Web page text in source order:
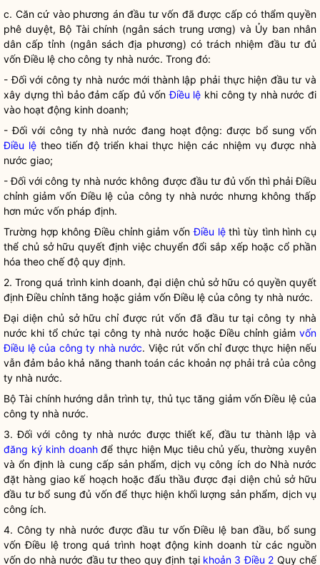
c. Căn cứ vào phương án đầu tư vốn đã được cấp có thẩm quyền
phê duyệt, Bộ Tài chính (ngân sách trung ương) và Ủy ban nhân
dân cấp tỉnh (ngân sách địa phương) có trách nhiệm đầu tư đủ
vốnĐiều lệ cho công ty nhà nước. Trong đó:
- Đối với công ty nhà nước mới thành lập phải thực hiện đầu tư và
xây dựng thì bảo đảm cấp đủ vốnĐiều lệ khi công ty nhà nước đi
vào hoạt động kinh doanh;
- Đối với công ty nhà nước đang hoạt động: được bổ sung vốn
Điều lệ theo tiến độ triển khai thực hiện các nhiệm vụ được nhà
nước giao;
- Đối với công ty nhà nước không được đầu tư đủ vốn thì phải Điều
chỉnh giảmvốn Điều lệ của công ty nhà nước nhưng không thấp
hơn mức vốn pháp định.
Trường hợp không Điều chỉnh giảm vốnĐiều lệthì tùy tình hình cụ
thể chủ sở hữu quyết định việc chuyển đổi sắp xếp hoặc cổ phần
hóa theo chế độ quy định.
2. Trong quá trình kinh doanh, đại diện chủ sở hữu có quyền quyết
định Điều chỉnh tăng hoặc giảm vốn Điều lệ của công ty nhà nước.
Đại diện chủ sở hữu chỉ được rút vốn đã đầu tư tại công ty nhà
nước khi tổ chức tại công ty nhà nước hoặc Điều chỉnh giảm vốn
Điều lệ của công ty nhà nước. Việc rút vốn chỉ được thực hiện nếu
vẫn đảm bảo khả năng thanh toán các khoản nợ phải trả của công
ty nhà nước.
Bộ Tài chính hướng dẫn trình tự, thủ tục tăng giảm vốn Điều lệ của
công ty nhà nước.
3. Đối với công ty nhà nước được thiết kế, đầu tư thành lập và
đăng ký kinh doanhđể thực hiện Mục tiêu chủ yếu, thường xuyên
và ổn định là cung cấp sản phẩm, dịch vụ công íchdo Nhà nước
đặt hàng giao kế hoạch hoặc đấu thầu được đại diện chủ sở hữu
đầu tư bổ sung đủ vốn để thực hiện khối lượng sản phẩm, dịch vụ
công ích.
4. Công ty nhà nước được đầu tư vốnĐiều lệ ban đầu, bổ sung
vốnĐiều lệtrong quá trình hoạt động kinh doanh từ các nguồn
vốn do nhà nước đầu tư theo quy định tại khoản 3 Điều 2 Quy chế